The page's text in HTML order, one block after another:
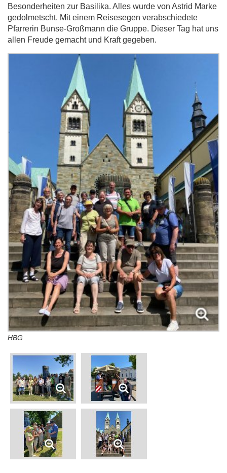
Besonderheiten zur Basilika. Alles wurde von Astrid Marke
gedolmetscht. Mit einem Reisesegen verabschiedete
Pfarrerin Bunse-Großmann die Gruppe. Dieser Tag hat uns
allen Freude gemacht und Kraft gegeben.
HBG